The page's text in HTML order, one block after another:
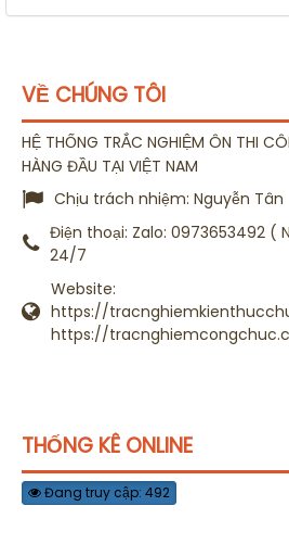
VỀ CHÚNG TÔI
HỆ THỐNG TRẮC NGHIỆM ÔN THI
HÀNG ĐẦU TẠI VIỆT NAM
Chịu trách nhiệm: Nguyễn Tân
Điện thoại: Zalo: 0973653492 (
24/7
Website:
https://
https://
THỐNG KÊ ONLINE
Đang truy cập: 492